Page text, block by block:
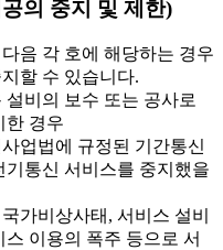
의 중지 및 제한)
음 각 호에 해당하는 경우
할 수 있습니다.
설비의 보수 또는 공사로
한 경우
업법에 규정된 기간통신
기통신 서비스를 중지했을
가비상사태, 서비스 설비
이용의 폭주 등으로 서